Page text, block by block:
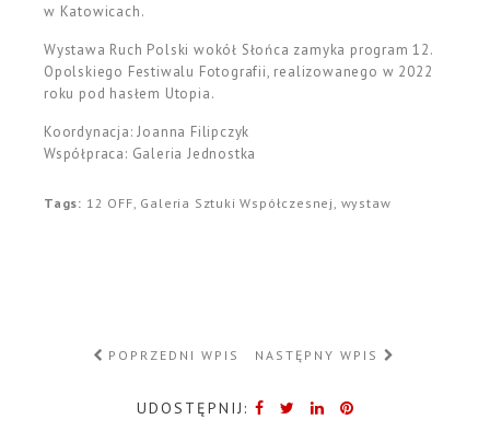
w Katowicach.
Wystawa Ruch Polski wokół Słońca zamyka program 12.
Opolskiego Festiwalu Fotografii, realizowanego w 2022
roku pod hasłem Utopia.
Koordynacja: Joanna Filipczyk
Współpraca: Galeria Jednostka
Tags: 12 OFF Galeria Sztuki Współczesnej wystaw
POPRZEDNI WPIS NASTĘPNY WPIS
UDOSTĘPNIJ: